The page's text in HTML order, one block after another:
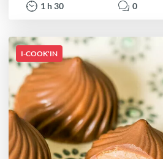
1 h30 0
I-COOK'IN